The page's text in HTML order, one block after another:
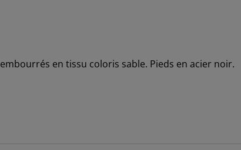
en tissu coloris sable. Pieds en acier noir.